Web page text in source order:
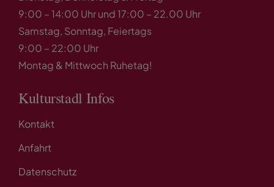
9:00 – 14:00 Uhr und 17:00 – 22.00 Uhr
Samstag, Sonntag, Feiertags
9:00 – 22:00 Uhr
Montag & Mittwoch Ruhetag!
Kulturstadl Infos
Kontakt
Anfahrt
Datenschutz